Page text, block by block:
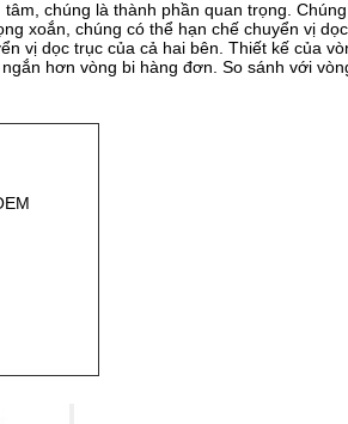
chúng là thành phần quan trọng.
xoắn, chúng có thể hạn chế chuyển vị
vị dọc trục của cả hai bên. Thiết kế của
hơn vòng bi hàng đơn. So sánh với